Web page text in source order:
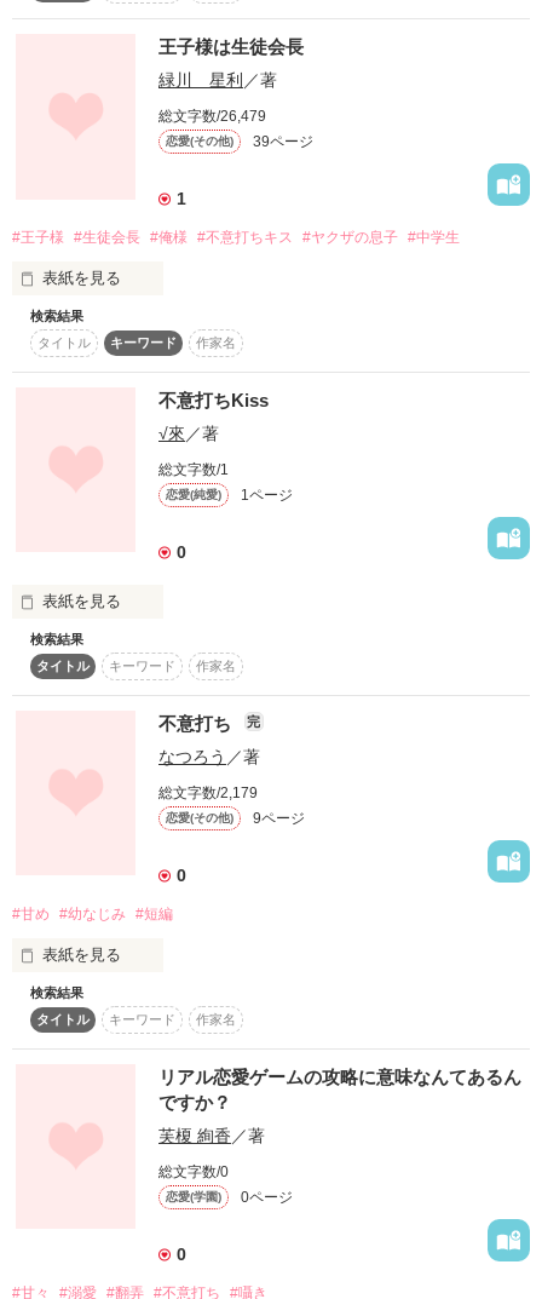
「ネイは...俺のだから」
私の胸が崩壊寸前です
読者さまに感謝感激です！
Ｓｔａｒｔ＊
▷１４／４／２１
＼きすみーぷりーず!／
誰のもの？
※甘め注意。
かなり漫画みたいです。
王子様は生徒会長
緑川 星利 ／著
総文字数/26,479
恋愛(その他) 39ページ
1
#王子様 #生徒会長 #俺様 #不意打ちキス #ヤクザの息子 #中学生
表紙を見る
中１の妃那が惚れたのは生徒会長！？
作品を読む
検索結果
タイトル
キーワード 作家名
不意打ちKiss
√來／著
総文字数/1
恋愛(純愛) 1ページ
0
表紙を見る
「お前は今日から俺サマの召し使いだ」
ひょんなことから学校の王子様に仕えることになっちゃった！
一般庶民で負けず嫌い。根性なら誰にも負けない綾瀬愛美(ｱﾔｾｱ
お金持ちで超イケメンなくせに変態でドＳ王子…もはや王様の
「キス、しよっか？」
「…やだ……やっぱりして？」
このキスに捕まったら…もう―
二人のハチャメチャ学園ラブストーリー（※甘々です）始まり
ます。
検索結果
タイトル
キーワード 作家名
不意打ち 完
なつろう ／著
総文字数/2,179
恋愛(その他) 9ページ
0
#甘め #幼なじみ #短編
表紙を見る
大好きなりょーちゃんの
ふいうち
に惑わされるのだろう
検索結果
タイトル
キーワード 作家名
リアル恋愛ゲームの攻略に意味なんてあるん
ですか？
芙榎 絢香 ／著
総文字数/0
恋愛(学園) 0ページ
0
#甘々 #溺愛 #翻弄 #不意打ち #囁き